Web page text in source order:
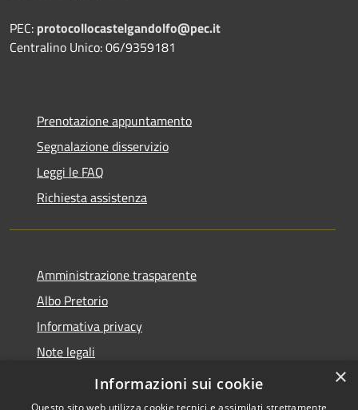
PEC: protocollocastelgandolfo@pec.it
Centralino Unico: 06/9359181
Prenotazione appuntamento
Segnalazione disservizio
Leggi le FAQ
Richiesta assistenza
Amministrazione trasparente
Albo Pretorio
Informativa privacy
Note legali
Dichiarazione di accessibilità
×
Informazioni sui cookie
Questo sito web utilizza cookie tecnici e assimilati strettamente